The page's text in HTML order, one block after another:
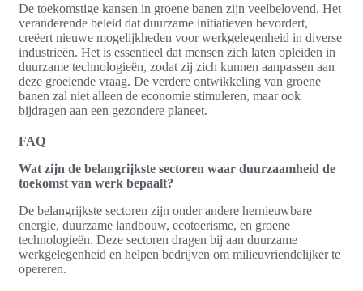
De toekomstige kansen in groene banen zijn veelbelovend. Het
veranderende beleid dat duurzame initiatieven bevordert,
creëert nieuwe mogelijkheden voor werkgelegenheid in diverse
industrieën. Het is essentieel dat mensen zich laten opleiden in
duurzame technologieën, zodat zij zich kunnen aanpassen aan
deze groeiende vraag. De verdere ontwikkeling van groene
banen zal niet alleen de economie stimuleren, maar ook
bijdragen aan een gezondere planeet.
FAQ
Wat zijn de belangrijkste sectoren waar duurzaamheid de
toekomst van werk bepaalt?
De belangrijkste sectoren zijn onder andere hernieuwbare
energie, duurzame landbouw, ecotoerisme, en groene
technologieën. Deze sectoren dragen bij aan duurzame
werkgelegenheid en helpen bedrijven om milieuvriendelijker te
opereren.